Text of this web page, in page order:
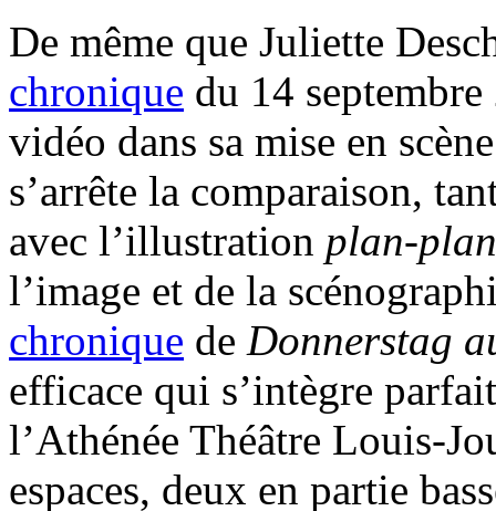
De même que Juliette
chronique du 14
vidéo dans sa mise en
s’arrête la comparaison,
avec l’illustration plan-
l’image et de la
chronique de Donnerstag
efficace qui s’intègre
l’Athénée Théâtre Louis-
espaces, deux en partie